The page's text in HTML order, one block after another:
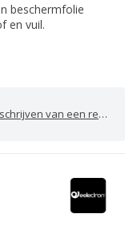
beschermfolie
en vuil.
van een review